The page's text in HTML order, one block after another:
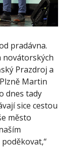
pradávna.
novátorských
Prazdroj a
Martin
dnes tady
sice cestou
město